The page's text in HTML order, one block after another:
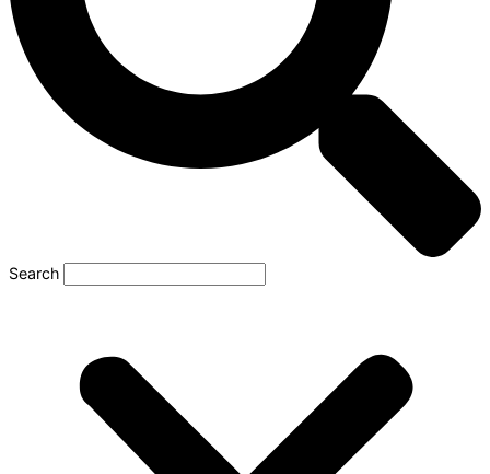
Search